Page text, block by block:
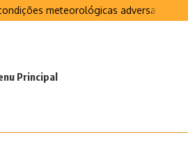
meteorológicas adversas que
Principal